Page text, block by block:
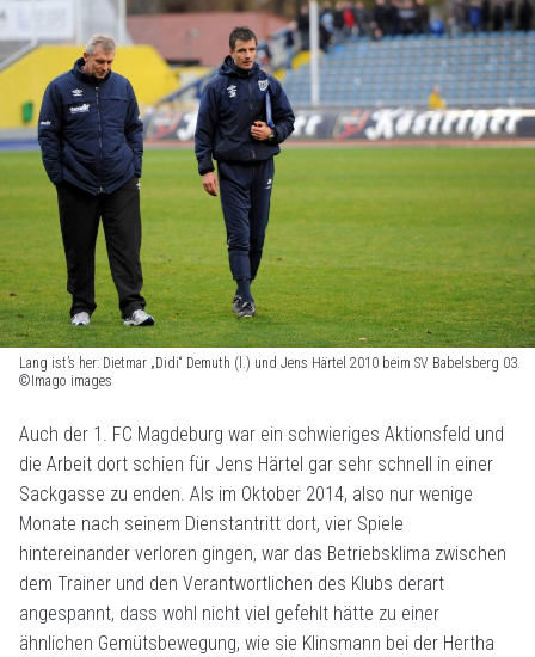
Lang ist’s her: Dietmar „Didi“ Demuth (l.) und Jens Härtel 2010 beim SV Babelsberg 03.
©Imago images
Auch der 1. FC Magdeburg war ein schwieriges Aktionsfeld und
die Arbeit dort schien für Jens Härtel gar sehr schnell in einer
Sackgasse zu enden. Als im Oktober 2014, also nur wenige
Monate nach seinem Dienstantritt dort, vier Spiele
hintereinander verloren gingen, war das Betriebsklima zwischen
dem Trainer und den Verantwortlichen des Klubs derart
angespannt, dass wohl nicht viel gefehlt hätte zu einer
ähnlichen Gemütsbewegung, wie sie Klinsmann bei der Hertha